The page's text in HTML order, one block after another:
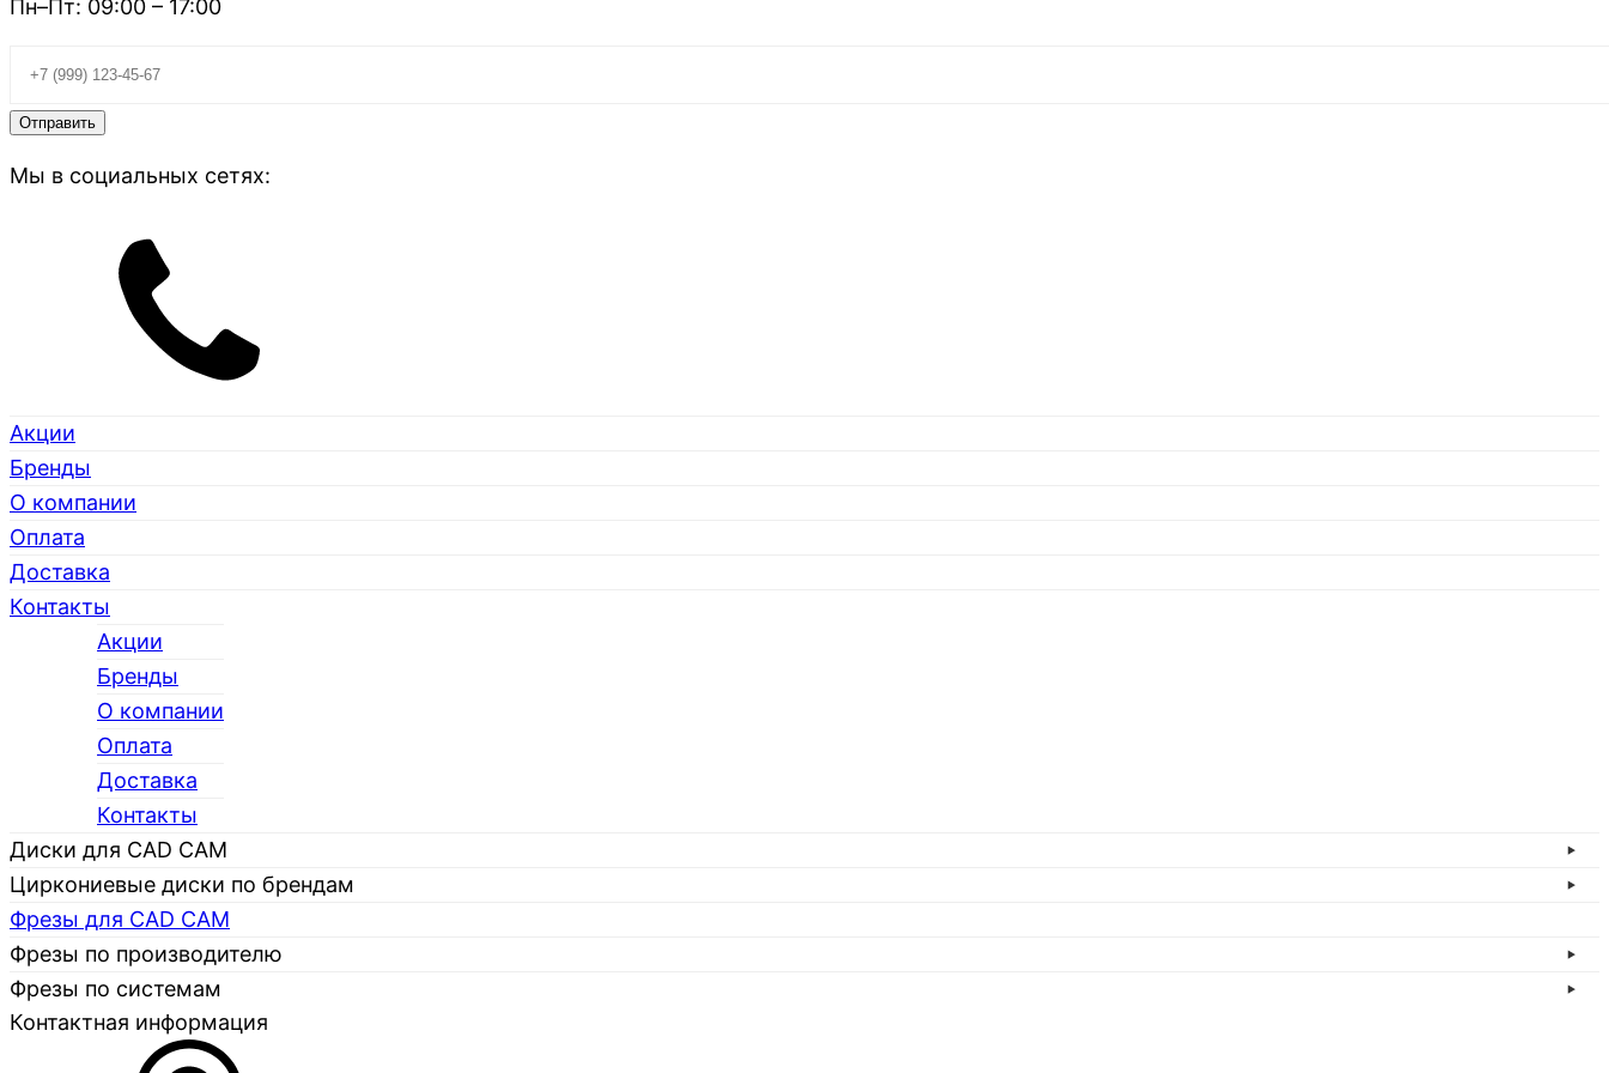
Пн–Пт: 09:00 – 17:00
Мы в социальных сетях:
Акции
Бренды
О компании
Оплата
Доставка
Контакты
Акции
Бренды
О компании
Оплата
Доставка
Контакты
Диски для CAD CAM
Циркониевые диски по брендам
Фрезы для CAD CAM
Фрезы по производителю
Фрезы по системам
Контактная информация